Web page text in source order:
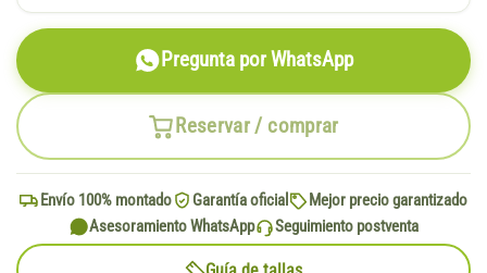
Reservar / comprar
Pregunta por WhatsApp
Envío 100% montado Garantía oficial
Mejor precio garantizado
Asesoramiento WhatsApp
Seguimiento postventa